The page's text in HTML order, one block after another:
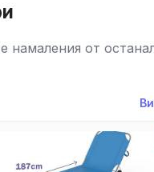
намаления от